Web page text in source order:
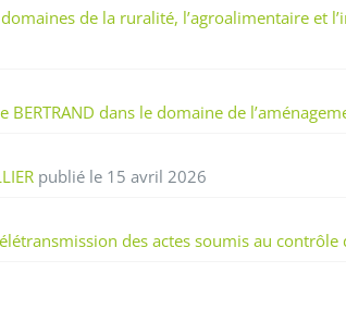
de la ruralité, l’agroalimentaire et
dans le domaine de
publié le 15 avril 2026
des actes soumis au contrôle